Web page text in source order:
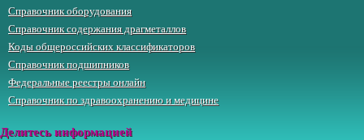
Справочник оборудования
Справочник содержания драгметаллов
Коды общероссийских классификаторов
Справочник подшипников
Федеральные реестры онлайн
Справочник по здравоохранению и медицине
Делитесь информацией